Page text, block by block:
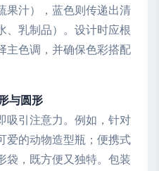
果汁），蓝色则传递出清
、乳制品）。设计时应根
主色调，并确保色彩搭配
与圆形
吸引注意力。例如，针对
爱的动物造型瓶；便携式
袋，既方便又独特。包装